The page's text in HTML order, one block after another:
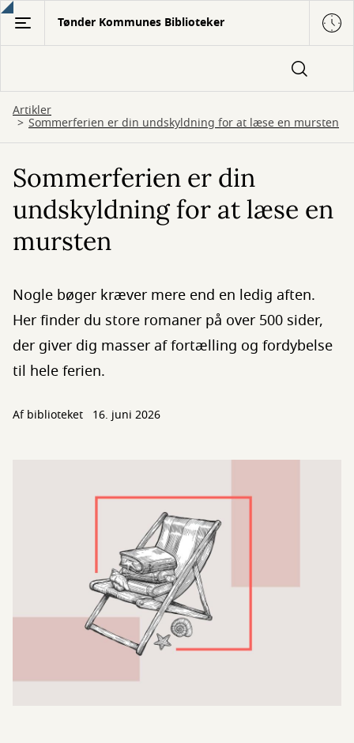
Gå
hovedindhold
Tønder Kommunes Biblioteker
Artikler
Sommerferien er din undskyldning for at læse en mursten
Sommerferien er din
undskyldning for at læse en
mursten
Nogle bøger kræver mere end en ledig aften.
Her finder du store romaner på over 500 sider,
der giver dig masser af fortælling og fordybelse
til hele ferien.
Af biblioteket 16. juni 2026